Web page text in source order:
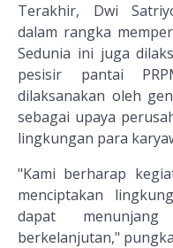
Terakhir, Dwi
dalam rangka
Sedunia ini juga
pesisir pantai
dilaksanakan oleh
sebagai upaya
lingkungan para
"Kami berharap
menciptakan
dapat
berkelanjutan,"